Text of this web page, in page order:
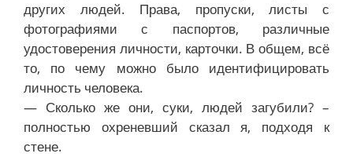
других людей. Права, пропуски, листы с
фотографиями с паспортов, различные
удостоверения личности, карточки. В общем, всё
то, по чему можно было идентифицировать
личность человека.
— Сколько же они, суки, людей загубили? –
полностью охреневший сказал я, подходя к
стене.